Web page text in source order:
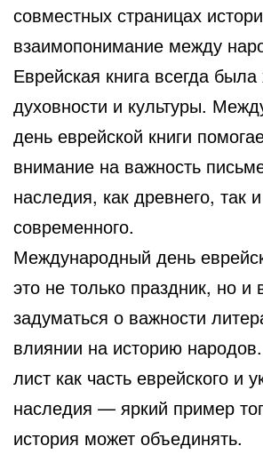
совместных страницах
взаимопонимание между
Еврейская книга всегда
духовности и культуры.
день еврейской книги
внимание на важность
наследия, как древнего, так и
современного.
Международный день
это не только праздник, но и
задуматься о важности
влиянии на историю
лист как часть еврейского и
наследия — яркий пример
история может объединять.